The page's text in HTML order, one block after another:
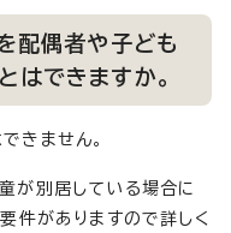
配偶者や子ども
はできますか。
きません。
が別居している場合に
件がありますので詳しく